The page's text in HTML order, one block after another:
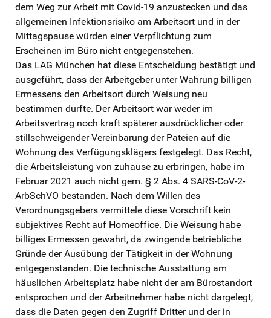
dem Weg zur Arbeit mit Covid-19 anzustecken und das
allgemeinen Infektionsrisiko am Arbeitsort und in der
Mittagspause würden einer Verpflichtung zum
Erscheinen im Büro nicht entgegenstehen.
Das LAG München hat diese Entscheidung bestätigt und
ausgeführt, dass der Arbeitgeber unter Wahrung billigen
Ermessens den Arbeitsort durch Weisung neu
bestimmen durfte. Der Arbeitsort war weder im
Arbeitsvertrag noch kraft späterer ausdrücklicher oder
stillschweigender Vereinbarung der Pateien auf die
Wohnung des Verfügungsklägers festgelegt. Das Recht,
die Arbeitsleistung von zuhause zu erbringen, habe im
Februar 2021 auch nicht gem. § 2 Abs. 4 SARS-CoV-2-
ArbSchVO bestanden. Nach dem Willen des
Verordnungsgebers vermittele diese Vorschrift kein
subjektives Recht auf Homeoffice. Die Weisung habe
billiges Ermessen gewahrt, da zwingende betriebliche
Gründe der Ausübung der Tätigkeit in der Wohnung
entgegenstanden. Die technische Ausstattung am
häuslichen Arbeitsplatz habe nicht der am Bürostandort
entsprochen und der Arbeitnehmer habe nicht dargelegt,
dass die Daten gegen den Zugriff Dritter und der in